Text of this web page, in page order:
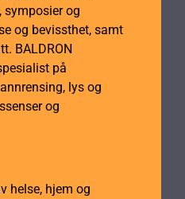
symposier og
og bevissthet, samt
BALDRON
på
lys og
og
helse, hjem og